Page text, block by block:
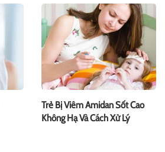
Trẻ Bị Viêm Amidan Sốt Cao
Không Hạ Và Cách Xử Lý